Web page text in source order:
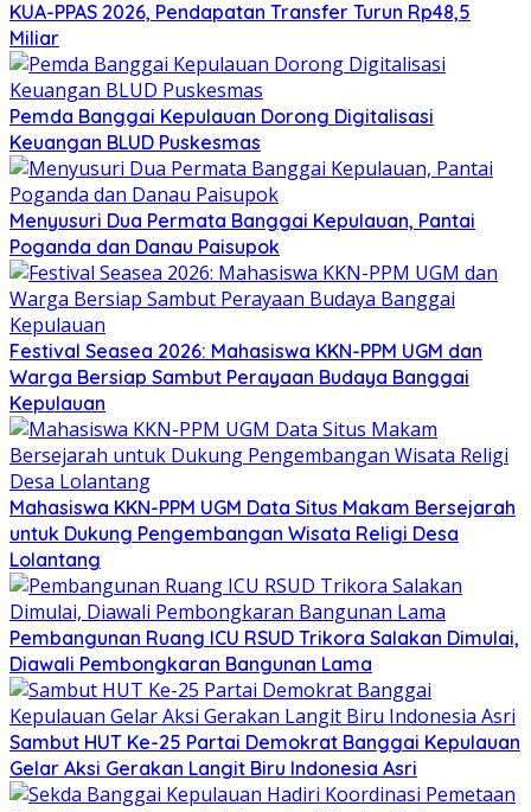
KUA-PPAS 2026, Pendapatan Transfer Turun Rp48,5
Miliar
Pemda Banggai Kepulauan Dorong Digitalisasi
Keuangan BLUD Puskesmas
Menyusuri Dua Permata Banggai Kepulauan, Pantai
Poganda dan Danau Paisupok
Festival Seasea 2026: Mahasiswa KKN-PPM UGM dan
Warga Bersiap Sambut Perayaan Budaya Banggai
Kepulauan
Mahasiswa KKN-PPM UGM Data Situs Makam Bersejarah
untuk Dukung Pengembangan Wisata Religi Desa
Lolantang
Pembangunan Ruang ICU RSUD Trikora Salakan Dimulai,
Diawali Pembongkaran Bangunan Lama
Sambut HUT Ke-25 Partai Demokrat Banggai Kepulauan
Gelar Aksi Gerakan Langit Biru Indonesia Asri